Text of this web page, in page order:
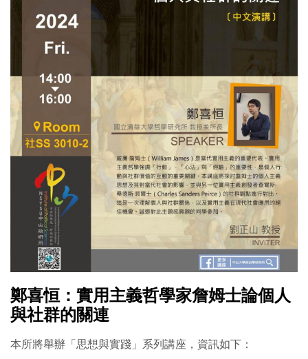
鄭喜恒：實用主義哲學家詹姆士論個人
與社群的關連
本所將舉辦「思想與實踐」系列講座，資訊如下：